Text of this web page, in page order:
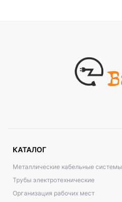
КАТАЛОГ
Металлические кабельные системы
Трубы электротехнические
Организация рабочих мест